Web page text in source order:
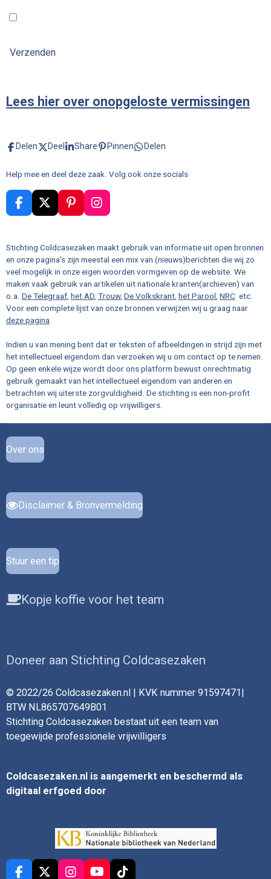
Verzenden
Lees hier over onopgeloste vermissingen
Delen Deel Share Pinnen Delen
Help mee en deel deze zaak. Volg ook onze socials
F
a
e
b
o
o
k
X
P
i
e
r
e
s
t
I
n
a
g
r
a
m
Stichting Coldcasezaken maakt gebruik van informatie uit open bronnen
en onze pagina's zijn meestal een mix van (nieuws)berichten die wij zo
veel mogelijk in onze eigen woorden vormgeven op de website. We
maken vaak gebruik van artikelen uit nationale kranten(archieven) van
o.a. De Telegraaf, het AD, Trouw, De Volkskrant, het Parool, NRC etc.
Voor een complete lijst van onze bronnen verwijzen wij u graag naar
deze pagina
Indien u van mening bent dat er teksten of afbeeldingen in strijd zijn met
het intellectueel eigendom dan verzoeken wij u om contact op te nemen.
Op geen enkele wijze wordt door ons platform bewust onrechtmatig
gebruik gemaakt van het intellectueel eigendom van anderen en
betrachten wij uiterste zorgvuldigheid. De stichting is een non-profit
organisatie en leunt volledig op vrijwilligers.
Over ons
Disclaimer & Bronvermelding
Stuur een tip
Kopje koffie voor het team
Doneer aan Stichting Coldcasezaken
© 2022/26 Coldcasezaken.nl | KVK nummer 91597471|
BTW NL865707649B01
Stichting Coldcasezaken bestaat uit een team van
toegewijde professionele vrijwilligers
Coldcasezaken.nl is aangemerkt en beschermd als
digitaal erfgoed door
F X I Y T